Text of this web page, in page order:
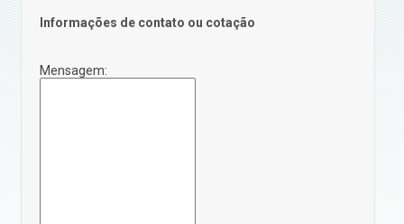
Informações de contato ou cotação
Mensagem: